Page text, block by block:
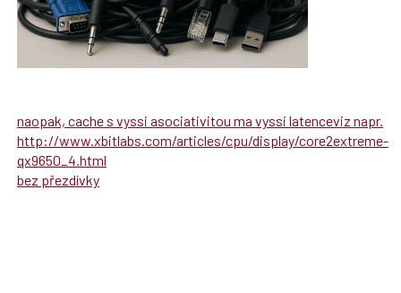
naopak, cache s vyssi asociativitou ma vyssi latenceviz napr.
http://www.xbitlabs.com/articles/cpu/display/core2extreme-
qx9650_4.html
bez přezdívky